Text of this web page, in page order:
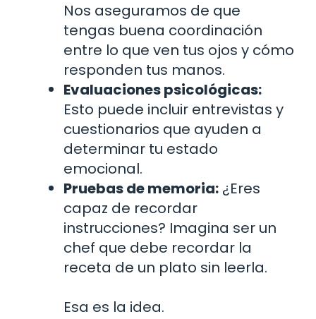
Nos aseguramos de que
tengas buena coordinación
entre lo que ven tus ojos y cómo
responden tus manos.
Evaluaciones psicológicas:
Esto puede incluir entrevistas y
cuestionarios que ayuden a
determinar tu estado
emocional.
Pruebas de memoria: ¿Eres
capaz de recordar
instrucciones? Imagina ser un
chef que debe recordar la
receta de un plato sin leerla.
Esa es la idea.